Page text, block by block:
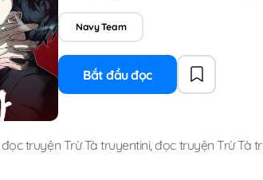
Navy Team
Bắt đầu đọc
đọc truyện Trừ Tà truyentini,đọc truyện Trừ Tà